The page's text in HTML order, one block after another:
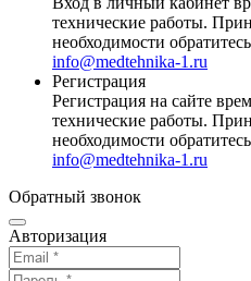
технические работы.
необходимости
info@medtehnika-1.ru
Регистрация
Регистрация на сайте
технические работы.
необходимости
info@medtehnika-1.ru
Обратный звонок
Авторизация